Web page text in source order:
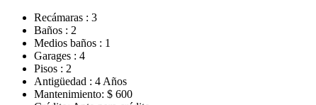
Recámaras : 3
Baños : 2
Medios baños : 1
Garages : 4
Pisos : 2
Antigüedad : 4 Años
Mantenimiento: $ 600